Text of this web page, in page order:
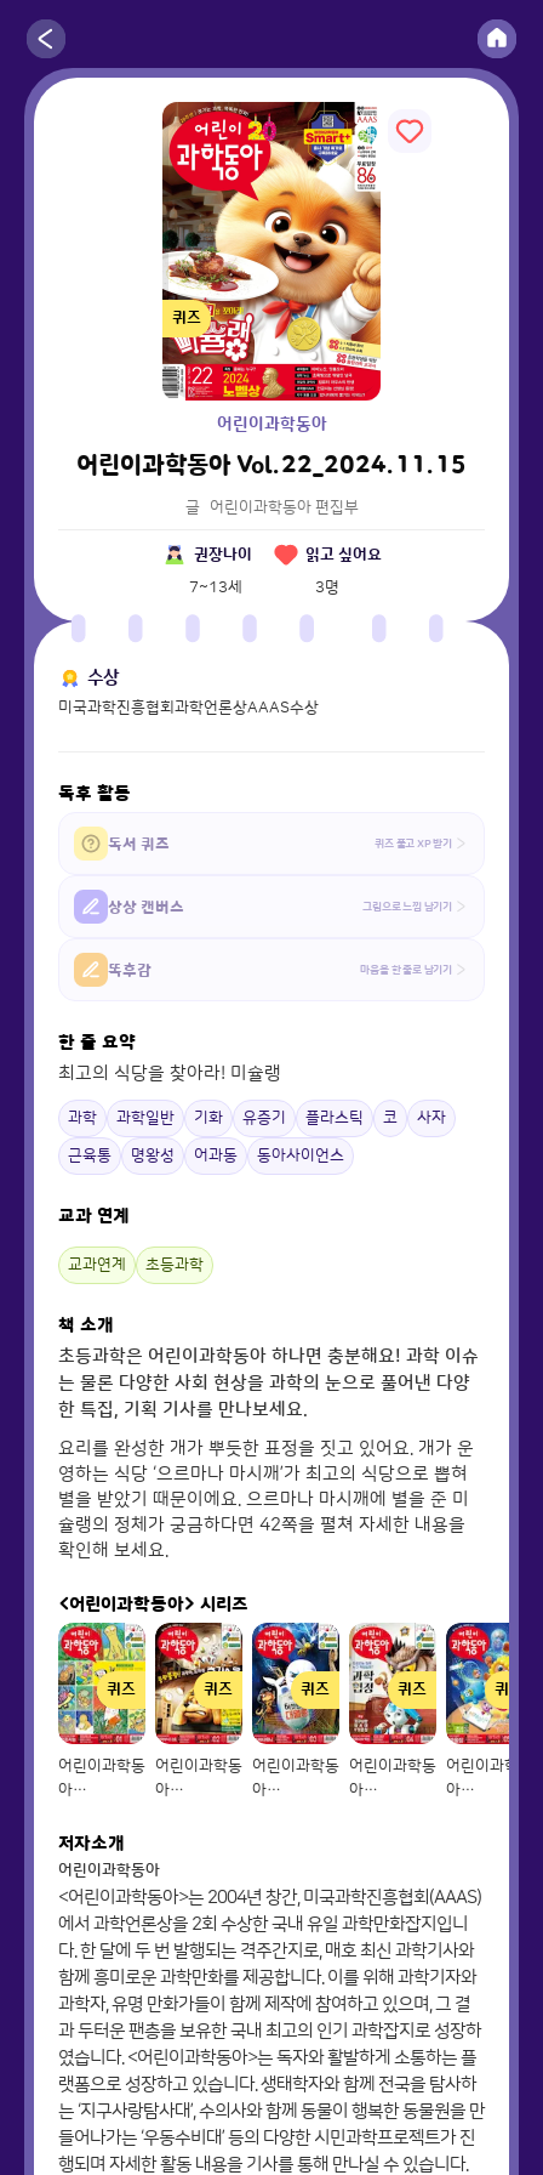
퀴즈
어린이과학동아
어린이과학동아 Vol.22_2024.11.15
글 어린이과학동아 편집부
권장나이
7~13세
읽고 싶어요
3명
수상
미국과학진흥협회과학언론상AAAS수상
독후 활동
독서 퀴즈 퀴즈 풀고 XP 받기
상상 캔버스 그림으로 느낌 남기기
똑후감 마음을 한 줄로 남기기
한 줄 요약
최고의 식당을 찾아라! 미슐랭
과학 과학일반 기화 유증기 플라스틱 코 사자
근육통 명왕성 어과동 동아사이언스
교과 연계
교과연계 초등과학
책 소개
초등과학은 어린이과학동아 하나면 충분해요! 과학 이슈
는 물론 다양한 사회 현상을 과학의 눈으로 풀어낸 다양
한 특집, 기획 기사를 만나보세요.
요리를 완성한 개가 뿌듯한 표정을 짓고 있어요. 개가 운
영하는 식당 ‘으르마나 마시깨’가 최고의 식당으로 뽑혀
별을 받았기 때문이에요. 으르마나 마시깨에 별을 준 미
슐랭의 정체가 궁금하다면 42쪽을 펼쳐 자세한 내용을
확인해 보세요.
<어린이과학동아> 시리즈
퀴즈
어린이과학동
아
퀴즈
어린이과학동
아
퀴즈
어린이과학동
아
퀴즈
어린이과학동
아
퀴즈
어린이과학동
아
저자소개
어린이과학동아
<어린이과학동아>는 2004년 창간, 미국과학진흥협회(AAAS)
에서 과학언론상을 2회 수상한 국내 유일 과학만화잡지입니
다. 한 달에 두 번 발행되는 격주간지로, 매호 최신 과학기사와
함께 흥미로운 과학만화를 제공합니다. 이를 위해 과학기자와
과학자, 유명 만화가들이 함께 제작에 참여하고 있으며, 그 결
과 두터운 팬층을 보유한 국내 최고의 인기 과학잡지로 성장하
였습니다. <어린이과학동아>는 독자와 활발하게 소통하는 플
랫폼으로 성장하고 있습니다. 생태학자와 함께 전국을 탐사하
는 ‘지구사랑탐사대’, 수의사와 함께 동물이 행복한 동물원을 만
들어나가는 ‘우동수비대’ 등의 다양한 시민과학프로젝트가 진
행되며 자세한 활동 내용을 기사를 통해 만나실 수 있습니다.